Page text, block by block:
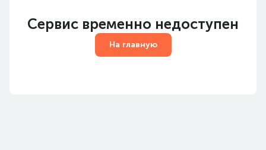
Сервис временно недоступен
На главную